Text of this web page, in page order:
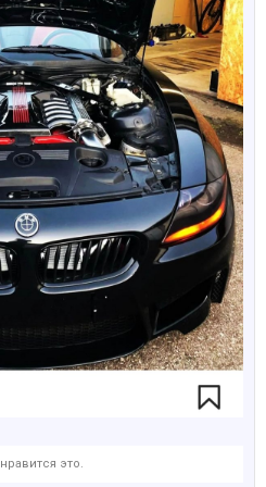
нравится это.